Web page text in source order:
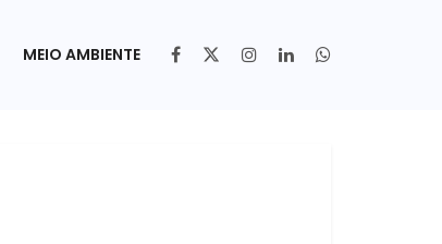
MEIO AMBIENTE